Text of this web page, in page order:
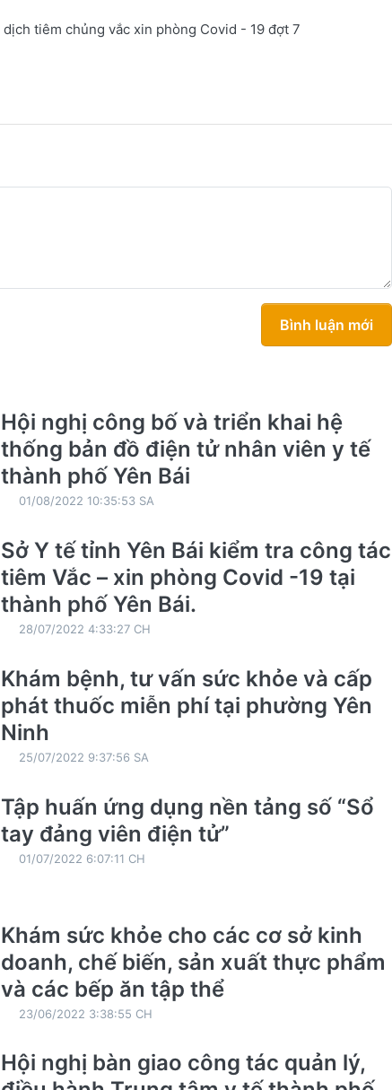
Bình luận mới
Hội nghị công bố và triển khai hệ
thống bản đồ điện tử nhân viên y tế
thành phố Yên Bái
01/08/2022 10:35:53 SA
Sở Y tế tỉnh Yên Bái kiểm tra công tác
tiêm Vắc – xin phòng Covid -19 tại
thành phố Yên Bái.
28/07/2022 4:33:27 CH
Khám bệnh, tư vấn sức khỏe và cấp
phát thuốc miễn phí tại phường Yên
Ninh
25/07/2022 9:37:56 SA
Tập huấn ứng dụng nền tảng số “Sổ
tay đảng viên điện tử”
01/07/2022 6:07:11 CH
Khám sức khỏe cho các cơ sở kinh
doanh, chế biến, sản xuất thực phẩm
và các bếp ăn tập thể
23/06/2022 3:38:55 CH
Hội nghị bàn giao công tác quản lý,